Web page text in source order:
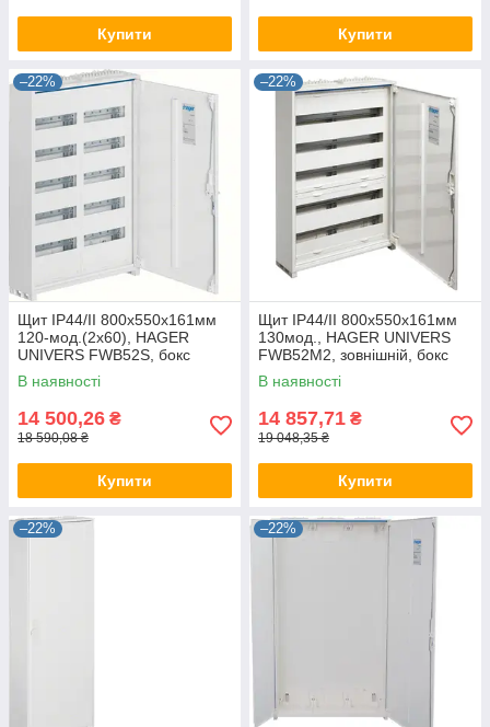
Купити Купити
–22%
Щит IP44/II 800x550x161мм
120-мод.(2x60), HAGER
UNIVERS FWB52S, бокс
Хагер настінний, шафа
метал (rozetka)
В наявності
14 500,26 ₴
18 590,08 ₴
Купити
–22%
Щит IP44/II 800x550x161мм
130мод., HAGER UNIVERS
FWB52M2, зовнішній, бокс
Хагер настінний, шафа
метал rozetka
В наявності
14 857,71 ₴
19 048,35 ₴
Купити
–22% –22%